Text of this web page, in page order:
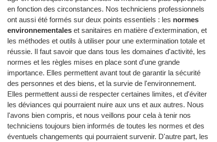
en fonction des circonstances. Nos techniciens professionnels
ont aussi été formés sur deux points essentiels : les normes
environnementales et sanitaires en matière d'extermination, et
les méthodes et outils à utiliser pour une extermination totale et
réussie. Il faut savoir que dans tous les domaines d'activité, les
normes et les règles mises en place sont d'une grande
importance. Elles permettent avant tout de garantir la sécurité
des personnes et des biens, et la survie de l'environnement.
Elles permettent aussi de respecter certaines limites, et d'éviter
les déviances qui pourraient nuire aux uns et aux autres. Nous
l'avons bien compris, et nous veillons pour cela à tenir nos
techniciens toujours bien informés de toutes les normes et des
éventuels changements qui pourraient survenir. D'autre part, les